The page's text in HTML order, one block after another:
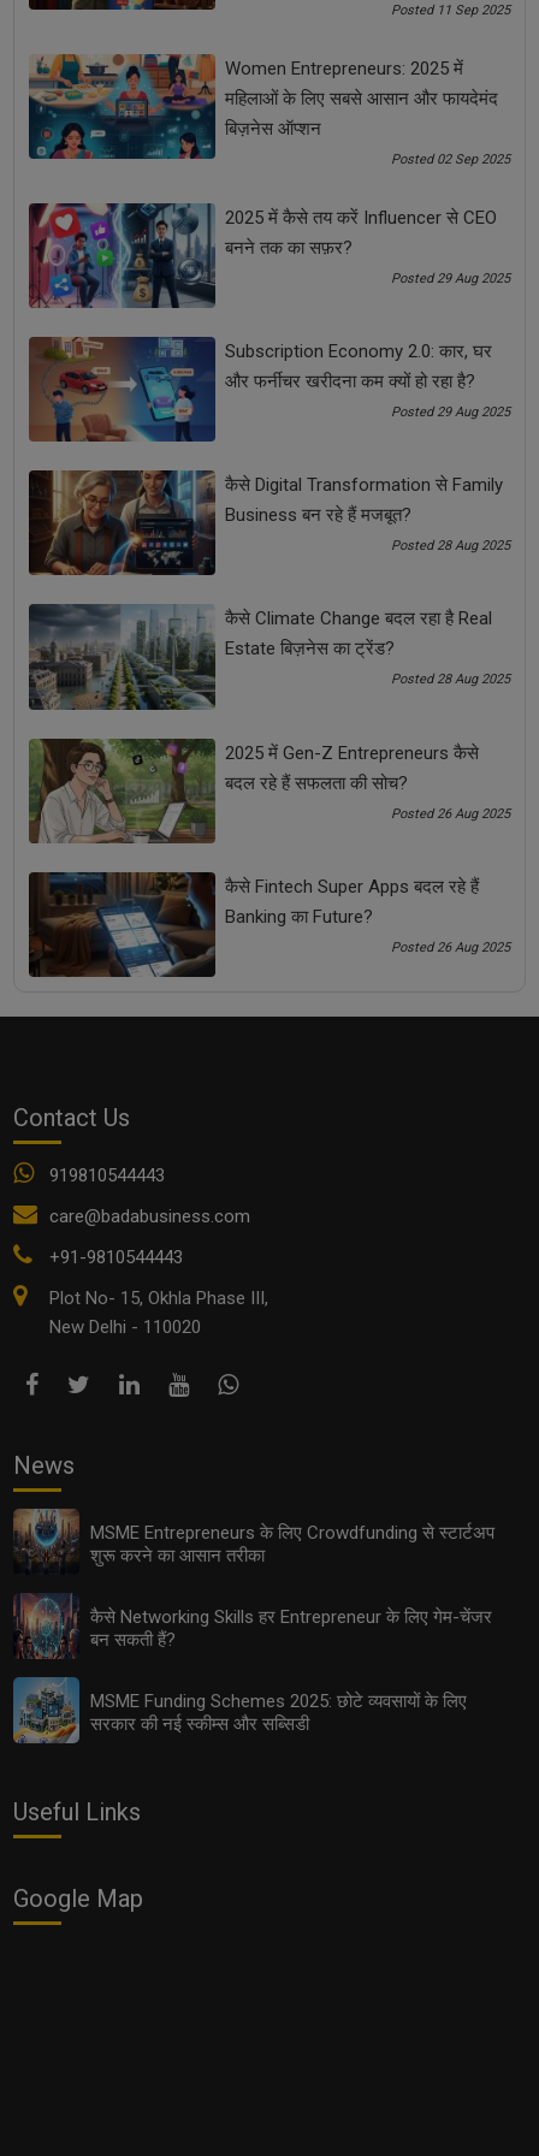
COMMENTS See all
OTHER ARTICLES
कैसे Networking Skills हर Entrepreneur के लिए गेम-चेंजर बन
सकती हैं?
MSME Funding Schemes 2025: छोटे व्यवसायों के लिए
सरकार की नई स्कीम्स और सब्सिडी
Export Opportunities 2025: छोटे उद्योगों के लिए इंटरनेशनल
Women Entrepreneurs: 2025 में महिलाओं के लिए सबसे आसान
और फायदेमंद बिज़नेस ऑप्शन
Posted 11 Sep 2025
Women Entrepreneurs: 2025 में
महिलाओं के लिए सबसे आसान और फायदेमंद
बिज़नेस ऑप्शन
Posted 02 Sep 2025
2025 में कैसे तय करें Influencer से CEO
बनने तक का सफ़र?
Posted 29 Aug 2025
Subscription Economy 2.0: कार, घर
और फर्नीचर खरीदना कम क्यों हो रहा है?
Posted 29 Aug 2025
कैसे Digital Transformation से Family
Business बन रहे हैं मजबूत?
Posted 28 Aug 2025
कैसे Climate Change बदल रहा है Real
Estate बिज़नेस का ट्रेंड?
Posted 28 Aug 2025
2025 में Gen-Z Entrepreneurs कैसे
बदल रहे हैं सफलता की सोच?
Posted 26 Aug 2025
कैसे Fintech Super Apps बदल रहे हैं
Banking का Future?
Posted 26 Aug 2025
Contact Us
919810544443
care@badabusiness.com
+91-9810544443
Plot No- 15, Okhla Phase III,
New Delhi - 110020
News
MSME Entrepreneurs के लिए Crowdfunding से स्टार्टअप
शुरू करने का आसान तरीका
कैसे Networking Skills हर Entrepreneur के लिए गेम-चेंजर
बन सकती हैं?
MSME Funding Schemes 2025: छोटे व्यवसायों के लिए
सरकार की नई स्कीम्स और सब्सिडी
Useful Links
Google Map